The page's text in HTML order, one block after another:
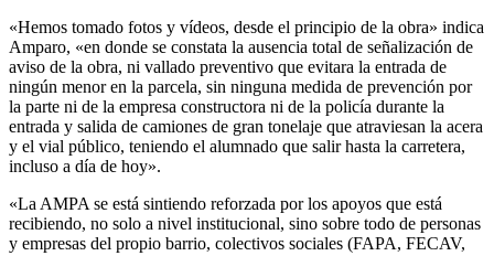
«Hemos tomado fotos y vídeos, desde el principio de la obra» indica
Amparo, «en donde se constata la ausencia total de señalización de
aviso de la obra, ni vallado preventivo que evitara la entrada de
ningún menor en la parcela, sin ninguna medida de prevención por
la parte ni de la empresa constructora ni de la policía durante la
entrada y salida de camiones de gran tonelaje que atraviesan la acera
y el vial público, teniendo el alumnado que salir hasta la carretera,
incluso a día de hoy».
«La AMPA se está sintiendo reforzada por los apoyos que está
recibiendo, no solo a nivel institucional, sino sobre todo de personas
y empresas del propio barrio, colectivos sociales (FAPA, FECAV,